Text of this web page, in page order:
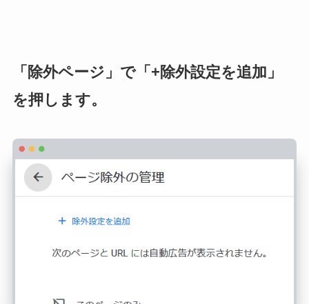
「除外ページ」で「+除外設定を追加」
を押します。